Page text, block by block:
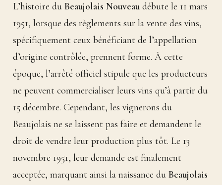
L’histoire du Beaujolais Nouveaudébute le 11 mars
1951, lorsque des règlements sur la vente des vins,
spécifiquement ceux bénéficiant de l’appellation
d’origine contrôlée, prennent forme. À cette
époque, l’arrêté officiel stipule que les producteurs
ne peuvent commercialiser leurs vins qu’à partir du
15 décembre. Cependant, les vignerons du
Beaujolais ne se laissent pas faire et demandent le
droit de vendre leur production plus tôt. Le 13
novembre 1951, leur demande est finalement
acceptée, marquant ainsi la naissance du Beaujolais